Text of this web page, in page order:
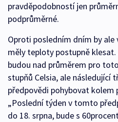
pravděpodobností jen
podprůměrné.
Oproti posledním dním by
měly teploty postupně
budou nad průměrem pro
stupňů Celsia, ale následující
předpovědi pohybovat kolem
„Poslední týden v tomto
do 18. srpna, bude s